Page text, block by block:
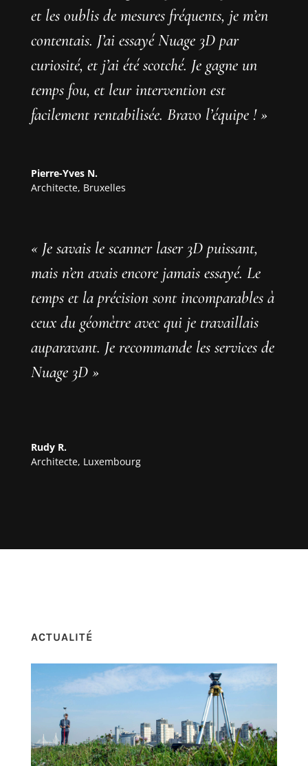
et les oublis de mesures fréquents, je m’en
contentais. J’ai essayé Nuage 3D par
curiosité, et j’ai été scotché. Je gagne un
temps fou, et leur intervention est
facilement rentabilisée. Bravo l’équipe ! »
Pierre-Yves N.
Architecte, Bruxelles
« Je savais le scanner laser 3D puissant,
mais n’en avais encore jamais essayé. Le
temps et la précision sont incomparables à
ceux du géomètre avec qui je travaillais
auparavant. Je recommande les services de
Nuage 3D »
Rudy R.
Architecte, Luxembourg
ACTUALITÉ